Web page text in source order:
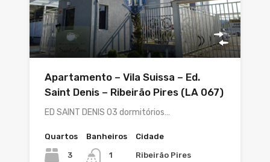
Apartamento – Vila Suissa – Ed.
Saint Denis – Ribeirão Pires (LA 067)
ED SAINT DENIS 03 dormitórios…
Quartos
3
Banheiros
1
Cidade
Ribeirão Pires